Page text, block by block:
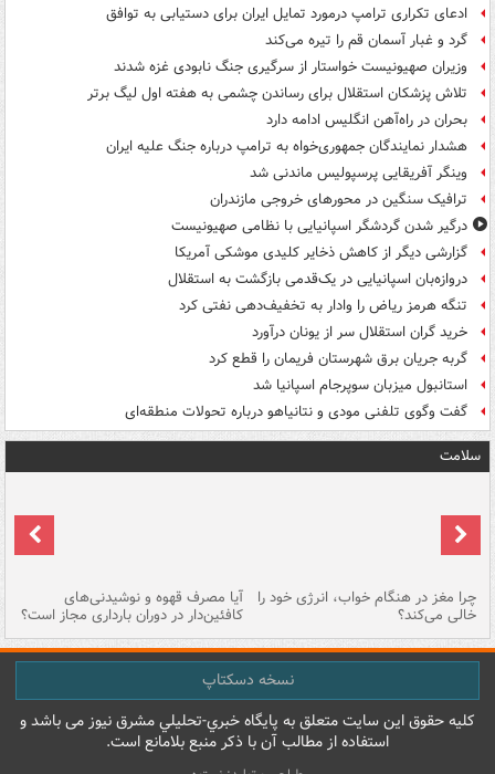
ادعای تکراری ترامپ درمورد تمایل ایران برای دستیابی به توافق
گرد و غبار آسمان قم را تیره می‌کند
وزیران صهیونیست خواستار از سرگیری جنگ نابودی غزه شدند
تلاش پزشکان استقلال برای رساندن چشمی به هفته اول لیگ برتر
بحران در راه‌آهن انگلیس ادامه دارد
هشدار نمایندگان جمهوری‌خواه به ترامپ درباره جنگ علیه ایران
وینگر آفریقایی پرسپولیس ماندنی شد
ترافیک سنگین در محورهای خروجی مازندران
درگیر شدن گردشگر اسپانیایی با نظامی صهیونیست
گزارشی دیگر از کاهش ذخایر کلیدی موشکی آمریکا
دروازه‌بان اسپانیایی در یک‌قدمی بازگشت به استقلال
تنگه هرمز ریاض را وادار به تخفیف‌دهی نفتی کرد
خرید گران استقلال سر از یونان درآورد
گربه جریان برق شهرستان فریمان را قطع کرد
استانبول میزبان سوپرجام اسپانیا شد
گفت وگوی تلفنی مودی و نتانیاهو درباره تحولات منطقه‌ای
سلامت
چرا مغز در هنگام خواب، انرژی خود را
خالی می‌کند؟
آیا مصرف قهوه و نوشیدنی‌های
کافئین‌دار در دوران بارداری مجاز است؟
نسخه دسکتاپ
کليه حقوق اين سايت متعلق به پایگاه خبري-تحليلي مشرق نيوز می باشد و
استفاده از مطالب آن با ذکر منبع بلامانع است.